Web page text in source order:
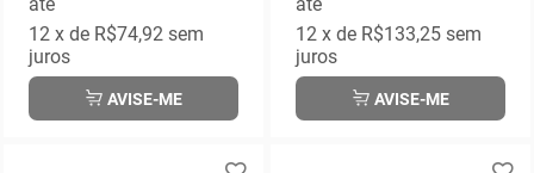
até
12x de R$74,92sem
juros
AVISE-ME
até
12x de R$133,25sem
juros
AVISE-ME